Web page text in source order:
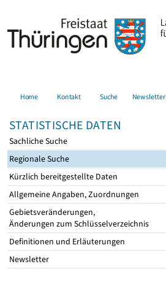
Home Kontakt Suche Newsletter
STATISTISCHE DATEN
Sachliche Suche
Regionale Suche
Kürzlich bereitgestellte Daten
Allgemeine Angaben, Zuordnungen
Gebietsveränderungen,
Änderungen zum Schlüsselverzeichnis
Definitionen und Erläuterungen
Newsletter